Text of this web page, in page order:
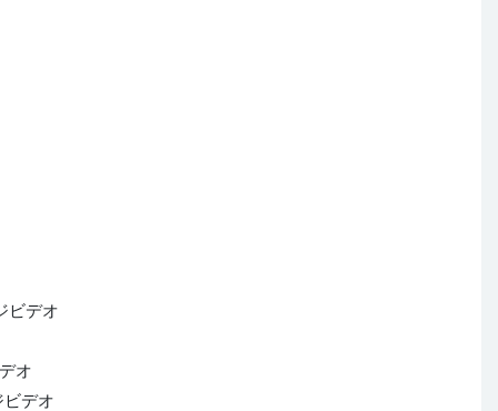
ビデオ
オ
ビデオ